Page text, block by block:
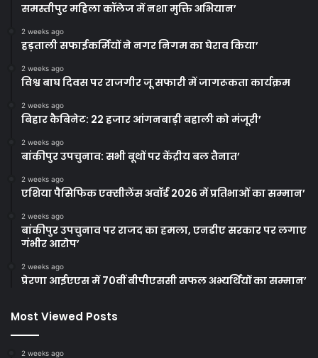
समस्तीपुर महिला कॉलेज में नशा मुक्ति अभियान’
2 weeks ago
हड़ताली सफाईकर्मियों ने नगर निगम का घेराव किया’
2 weeks ago
विश्व बाघ दिवस पर राजगीर जू सफारी में जागरूकता कार्यक्रम
2 weeks ago
बिहार कैबिनेट: 22 हजार आंगनबाड़ी बहाली को मंजूरी’
2 weeks ago
बांकीपुर उपचुनाव: सभी बूथों पर केंद्रीय बल तैनात’
2 weeks ago
एशिया पैसिफिक एक्सीलेंस अवॉर्ड 2026 में प्रतिभाओं का सम्मान’
2 weeks ago
बांकीपुर उपचुनाव पर राजद का हमला, एनडीए सरकार पर लगाए
गंभीर आरोप’
2 weeks ago
प्रेरणा आईएएस में 70वीं बीपीएससी सफल अभ्यर्थियों का सम्मान’
Most Viewed Posts
2 weeks ago